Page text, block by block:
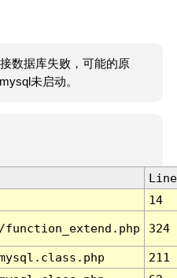
数据库失败，可能的原
未启动。
Line
14
324
211